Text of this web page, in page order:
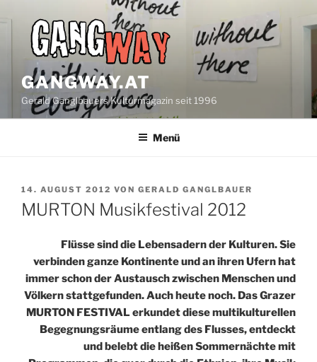
springen
GANGWAY.AT
Gerald Ganglbauers Kulturmagazin seit 1996
Menü
VERÖFFENTLICHT
AM
14. AUGUST 2012 VON GERALD GANGLBAUER
MURTON Musikfestival 2012
Flüsse sind die Lebensadern der Kulturen. Sie
verbinden ganze Kontinente und an ihren Ufern hat
immer schon der Austausch zwischen Menschen und
Völkern stattgefunden. Auch heute noch. Das Grazer
MURTON FESTIVAL erkundet diese multikulturellen
Begegnungsräume entlang des Flusses, entdeckt
und belebt die heißen Sommernächte mit